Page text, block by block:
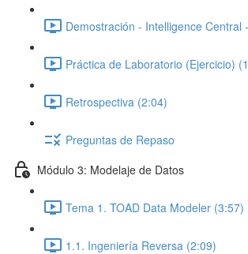
Demostración - Intelligence Central
Práctica de Laboratorio (Ejercicio)
Retrospectiva (2:04)
Preguntas de Repaso
Módulo 3: Modelaje de Datos
Tema 1. TOAD Data Modeler (3:57)
1.1. Ingeniería Reversa (2:09)